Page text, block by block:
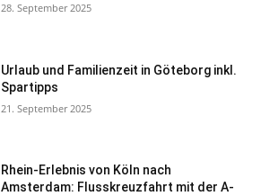
28. September 2025
Urlaub und Familienzeit in Göteborg inkl.
Spartipps
21. September 2025
Rhein-Erlebnis von Köln nach
Amsterdam: Flusskreuzfahrt mit der A-